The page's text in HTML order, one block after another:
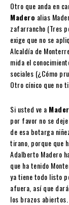
Otro que anda en
Madero alias
zafarrancho (Tres
exige que no se
Alcaldía de
mida el
sociales (¿Cómo
Otro cínico que no
Si usted ve a
por favor no se
de esa botarga
tirano, porque que
Adalberto Madero
que ha tenido
ya tiene todo listo
afuera, así que
los brazos abiertos.